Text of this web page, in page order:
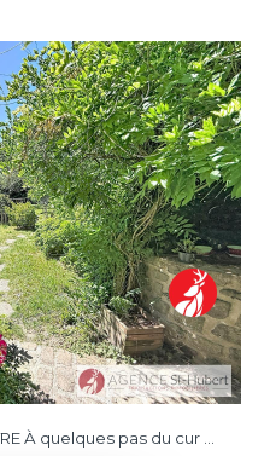
bien
À quelques pas du cur ...